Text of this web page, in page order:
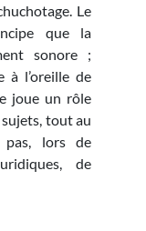
Le
que la
sonore ;
à l’oreille de
joue un rôle
tout au
pas, lors de
de